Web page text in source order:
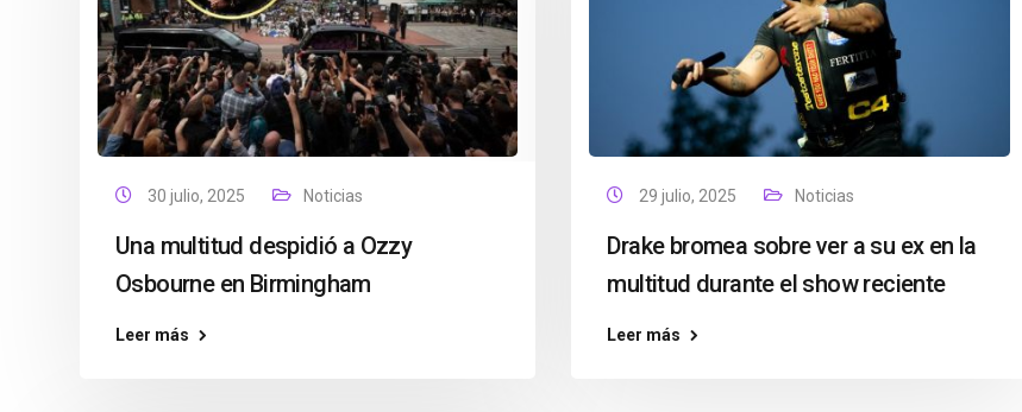
30 julio, 2025 Noticias
Una multitud despidió a Ozzy
Osbourne en Birmingham
Leer más
29 julio, 2025 Noticias
Drake bromea sobre ver a su ex en la
multitud durante el show reciente
Leer más